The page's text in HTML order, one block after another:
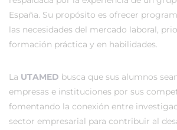
España. Su propósito es ofrecer
las necesidades del mercado laboral,
formación práctica y en habilidades.
La UTAMED busca que sus alumnos
empresas e instituciones por sus
fomentando la conexión entre
sector empresarial para contribuir al